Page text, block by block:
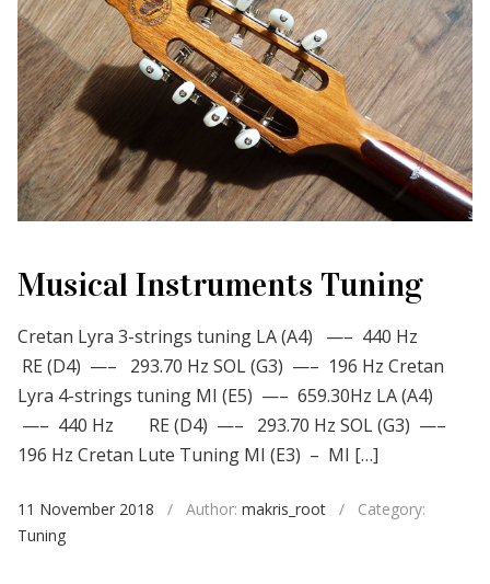
Musical Instruments Tuning
Cretan Lyra 3-strings tuning LA (Α4) —– 440 Hz
RE (D4) —– 293.70 Hz SOL (G3) —– 196 Hz Cretan
Lyra 4-strings tuning ΜΙ (Ε5) —– 659.30Hz LA (Α4)
—– 440 Hz RE (D4) —– 293.70 Hz SOL (G3) —–
196 Hz Cretan Lute Tuning ΜΙ (Ε3) – ΜΙ […]
11 November 2018 / Author: makris_root /
Category:
Tuning